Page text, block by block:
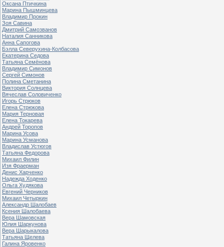
Оксана Птичкина
Марина Пышминцева
Владимир Прокин
Зоя Савина
Дмитрий Самозванов
Наталия Санникова
Анна Сапогова
Бэлла Северухина-Колбасова
Екатерина Седова
Татьяна Семёнова
Владимир Симонов
Сергей Симонов
Полина Сметанина
Виктория Солнцева
Вячеслав Соловиченко
Игорь Стрюков
Елена Стрюкова
Мария Терновая
Елена Токарева
Андрей Торопов
Марина Усова
Марина Усманова
Владислав Устюгов
Татьяна Федорова
Михаил Филин
Изя Фраерман
Денис Харченко
Надежда Ходенко
Ольга Худякова
Евгений Черников
Михаил Четыркин
Александр Шалобаев
Ксения Шалобаева
Вера Шамовская
Юлия Шаркунова
Вера Шарыкалова
Татьяна Щелева
Галина Яровенко